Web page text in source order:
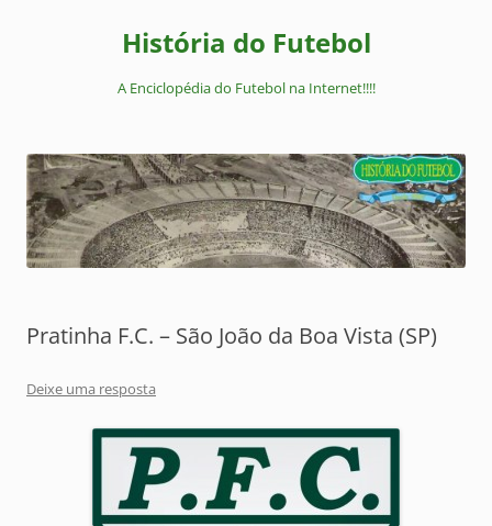
História do Futebol
A Enciclopédia do Futebol na Internet!!!!
Pratinha F.C. – São João da Boa Vista (SP)
Deixe uma resposta